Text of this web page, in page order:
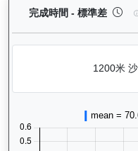
完成時間 - 標準差